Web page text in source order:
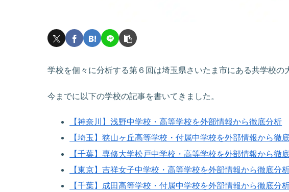
学校を個々に分析する第６回は埼玉県さいたま市にある共学校の
今までに以下の学校の記事を書いてきました。
【神奈川】浅野中学校・高等学校を外部情報から徹底分析
【埼玉】狭山ヶ丘高等学校・付属中学校を外部情報から徹
【千葉】専修大学松戸中学校・高等学校を外部情報から徹
【東京】吉祥女子中学校・高等学校を外部情報から徹底分
【千葉】成田高等学校・付属中学校を外部情報から徹底分